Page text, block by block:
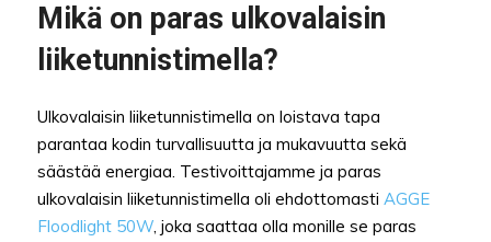
Mikä on paras ulkovalaisin
liiketunnistimella?
Ulkovalaisin liiketunnistimella on loistava tapa
parantaa kodin turvallisuutta ja mukavuutta sekä
säästää energiaa. Testivoittajamme ja paras
ulkovalaisin liiketunnistimella oli ehdottomasti AGGE
Floodlight 50W, joka saattaa olla monille se paras